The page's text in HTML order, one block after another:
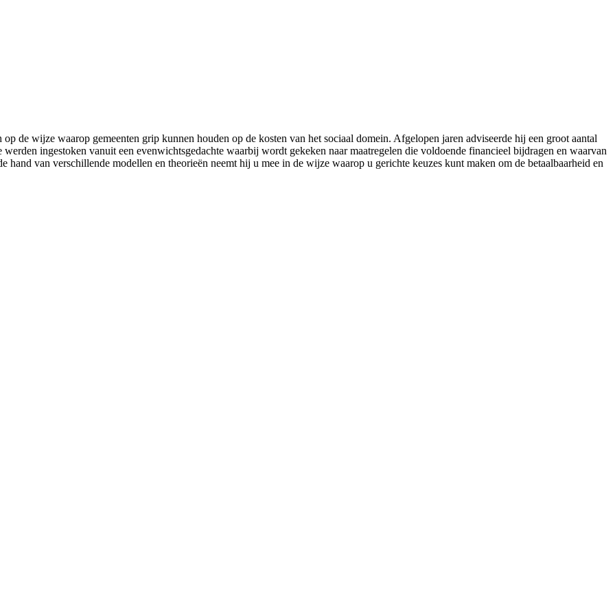
op de wijze waarop gemeenten grip kunnen houden op de kosten van het sociaal domein. Afgelopen jaren adviseerde hij een groot aantal
ingestoken vanuit een evenwichtsgedachte waarbij wordt gekeken naar maatregelen die voldoende financieel bijdragen en waarvan
hand van verschillende modellen en theorieën neemt hij u mee in de wijze waarop u gerichte keuzes kunt maken om de betaalbaarheid en